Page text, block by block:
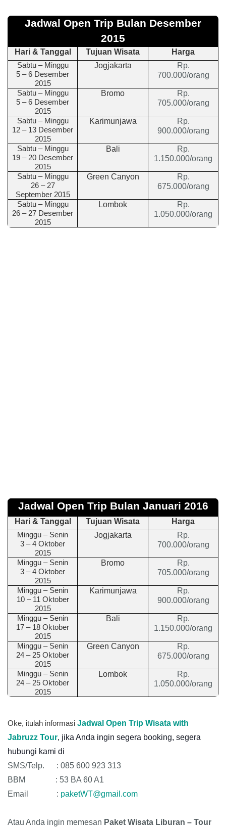
Jadwal Open Trip Bulan Desember
2015
Hari & Tanggal Tujuan Wisata Harga
Sabtu – Minggu
5 – 6 Desember
2015
Jogjakarta
Rp.
700.000/orang
Sabtu – Minggu
5 – 6 Desember
2015
Bromo
Rp.
705.000/orang
Sabtu – Minggu
12 – 13 Desember
2015
Karimunjawa
Rp.
900.000/orang
Sabtu – Minggu
19 – 20 Desember
2015
Bali
Rp.
1.150.000/orang
Sabtu – Minggu
26 – 27
September 2015
Green Canyon
Rp.
675.000/orang
Sabtu – Minggu
26 – 27 Desember
2015
Lombok
Rp.
1.050.000/orang
Jadwal Open Trip Bulan Januari 2016
Hari & Tanggal Tujuan Wisata Harga
Minggu – Senin
3 – 4 Oktober
2015
Jogjakarta
Rp.
700.000/orang
Minggu – Senin
3 – 4 Oktober
2015
Bromo
Rp.
705.000/orang
Minggu – Senin
10 – 11 Oktober
2015
Karimunjawa
Rp.
900.000/orang
Minggu – Senin
17 – 18 Oktober
2015
Bali
Rp.
1.150.000/orang
Minggu – Senin
24 – 25 Oktober
2015
Green Canyon
Rp.
675.000/orang
Minggu – Senin
24 – 25 Oktober
2015
Lombok
Rp.
1.050.000/orang
Oke, itulah informasi Jadwal Open Trip Wisata with
Jabruzz Tour, jika Anda ingin segera booking, segera
hubungi kami di
SMS/Telp. : 085 600 923 313
BBM : 53 BA 60 A1
Email : paketWT@gmail.com
Atau Anda ingin memesan Paket Wisata Liburan – Tour